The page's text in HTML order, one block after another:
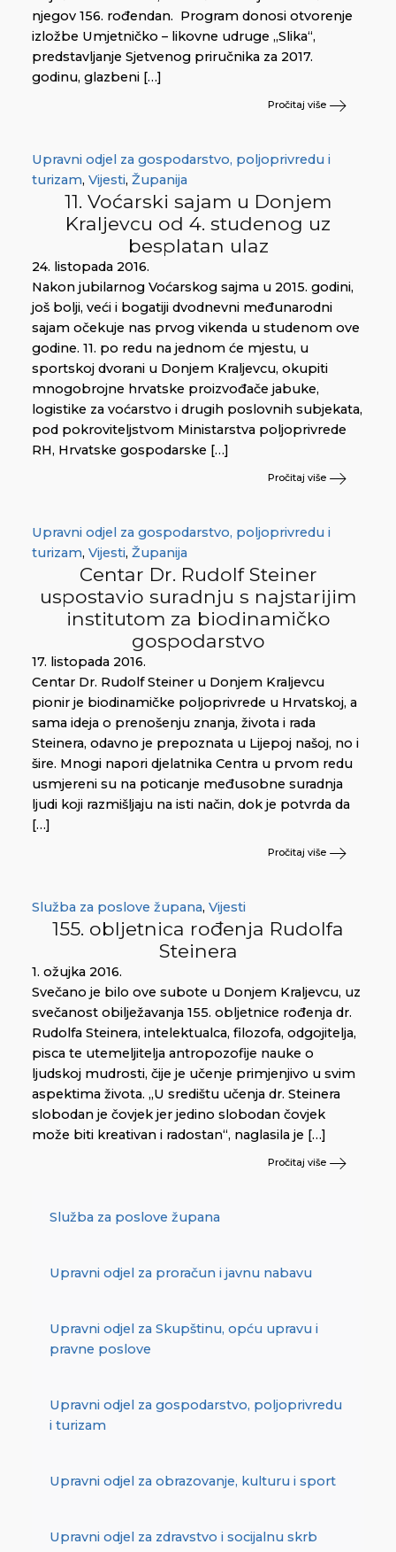
njegov 156. rođendan. Program donosi otvorenje
izložbe Umjetničko – likovne udruge „Slika“,
predstavljanje Sjetvenog priručnika za 2017.
godinu, glazbeni […]
Pročitaj više
Upravni odjel za gospodarstvo, poljoprivredu i
turizam, Vijesti, Županija
11. Voćarski sajam u Donjem
Kraljevcu od 4. studenog uz
besplatan ulaz
24. listopada 2016.
Nakon jubilarnog Voćarskog sajma u 2015. godini,
još bolji, veći i bogatiji dvodnevni međunarodni
sajam očekuje nas prvog vikenda u studenom ove
godine. 11. po redu na jednom će mjestu, u
sportskoj dvorani u Donjem Kraljevcu, okupiti
mnogobrojne hrvatske proizvođače jabuke,
logistike za voćarstvo i drugih poslovnih subjekata,
pod pokroviteljstvom Ministarstva poljoprivrede
RH, Hrvatske gospodarske […]
Pročitaj više
Upravni odjel za gospodarstvo, poljoprivredu i
turizam, Vijesti, Županija
Centar Dr. Rudolf Steiner
uspostavio suradnju s najstarijim
institutom za biodinamičko
gospodarstvo
17. listopada 2016.
Centar Dr. Rudolf Steiner u Donjem Kraljevcu
pionir je biodinamičke poljoprivrede u Hrvatskoj, a
sama ideja o prenošenju znanja, života i rada
Steinera, odavno je prepoznata u Lijepoj našoj, no i
šire. Mnogi napori djelatnika Centra u prvom redu
usmjereni su na poticanje međusobne suradnja
ljudi koji razmišljaju na isti način, dok je potvrda da
[…]
Pročitaj više
Služba za poslove župana, Vijesti
155. obljetnica rođenja Rudolfa
Steinera
1. ožujka 2016.
Svečano je bilo ove subote u Donjem Kraljevcu, uz
svečanost obilježavanja 155. obljetnice rođenja dr.
Rudolfa Steinera, intelektualca, filozofa, odgojitelja,
pisca te utemeljitelja antropozofije nauke o
ljudskoj mudrosti, čije je učenje primjenjivo u svim
aspektima života. „U središtu učenja dr. Steinera
slobodan je čovjek jer jedino slobodan čovjek
može biti kreativan i radostan“, naglasila je […]
Pročitaj više
Služba za poslove župana
Upravni odjel za proračun i javnu nabavu
Upravni odjel za Skupštinu, opću upravu i
pravne poslove
Upravni odjel za gospodarstvo, poljoprivredu
i turizam
Upravni odjel za obrazovanje, kulturu i sport
Upravni odjel za zdravstvo i socijalnu skrb